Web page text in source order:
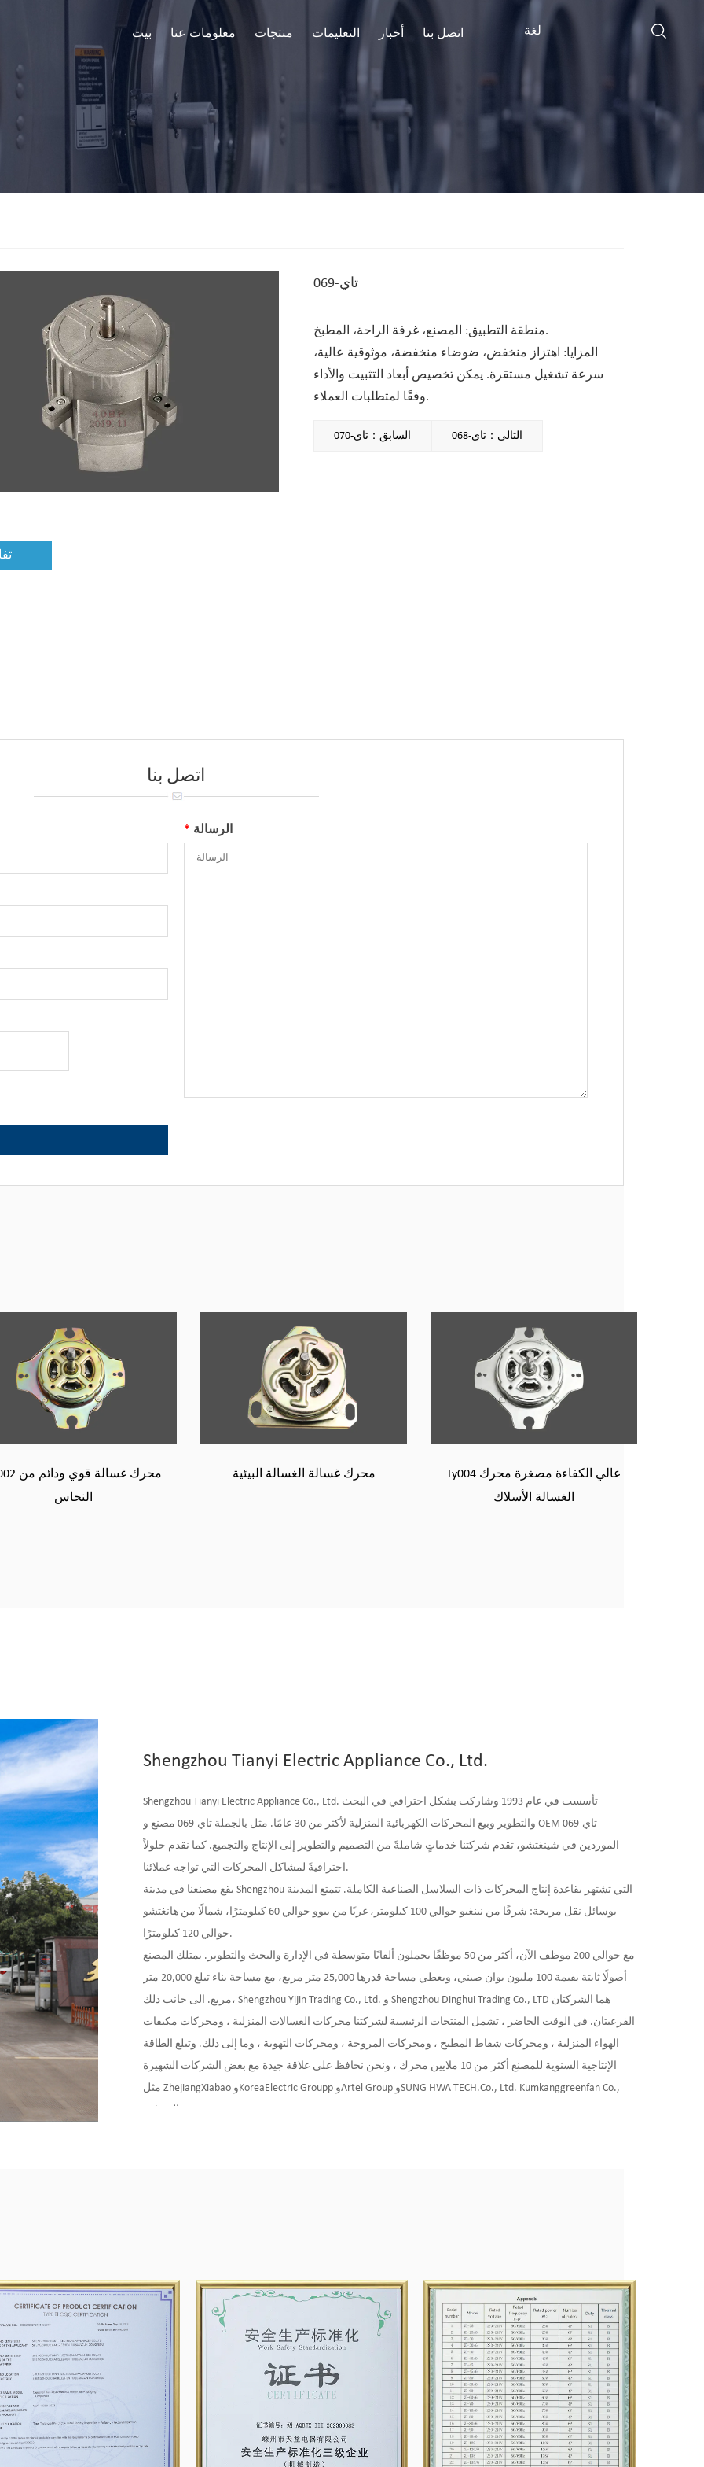
لغة بيت معلومات عنا منتجات التعليمات أخبار اتصل بنا
تاي-069
منطقة التطبيق: المصنع، غرفة الراحة، المطبخ.
المزايا: اهتزاز منخفض، ضوضاء منخفضة، موثوقية عالية،
سرعة تشغيل مستقرة. يمكن تخصيص أبعاد التثبيت والأداء
وفقًا لمتطلبات العملاء.
السابق：تاي-070 التالي：تاي-068
اتصل بنا
* الرسالة
محرك غسالة الغسالة البيئية
Ty004 عالي الكفاءة مصغرة محرك
Ty005 100 ٪ محرك تحريض عالي
السرعة
Shengzhou Tianyi Electric Appliance Co., Ltd.
Shengzhou Tianyi Electric Appliance Co., Ltd. تأسست في عام 1993 وشاركت بشكل احترافي في البحث
والتطوير وبيع المحركات الكهربائية المنزلية لأكثر من 30 عامًا. مثل
بالجملة تاي-069 مصنع
OEM تاي-069
الموردين في شينغتشو، تقدم شركتنا خدماتٍ شاملةً من التصميم والتطوير إلى الإنتاج والتجميع. كما نقدم حلولاً
احترافيةً لمشاكل المحركات التي تواجه عملائنا.
يقع مصنعنا في مدينة Shengzhou التي تشتهر بقاعدة إنتاج المحركات ذات السلاسل الصناعية الكاملة. تتمتع المدينة
بوسائل نقل مريحة: شرقًا من نينغبو حوالي 100 كيلومتر، غربًا من ييوو حوالي 60 كيلومترًا، شمالًا من هانغتشو
حوالي 120 كيلومترًا.
مع حوالي 200 موظف الآن، أكثر من 50 موظفًا يحملون ألقابًا متوسطة في الإدارة والبحث والتطوير. يمتلك المصنع
أصولًا ثابتة بقيمة 100 مليون يوان صيني، ويغطي مساحة قدرها 25,000 متر مربع، مع مساحة بناء تبلغ 20,000 متر
مربع. الى جانب ذلك، Shengzhou Yijin Trading Co., Ltd. و Shengzhou Dinghui Trading Co., LTD هما الشركتان
الفرعيتان. في الوقت الحاضر ، تشمل المنتجات الرئيسية لشركتنا محركات الغسالات المنزلية ، ومحركات مكيفات
الهواء المنزلية ، ومحركات شفاط المطبخ ، ومحركات المروحة ، ومحركات التهوية ، وما إلى ذلك. وتبلغ الطاقة
الإنتاجية السنوية للمصنع أكثر من 10 ملايين محرك ، ونحن نحافظ على علاقة جيدة مع بعض الشركات الشهيرة
مثل ZhejiangXiabao وKoreaElectric Groupp وArtel Group وSUNG HWA TECH.Co., Ltd. Kumkanggreenfan Co.,